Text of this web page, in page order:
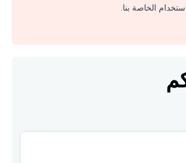
الخاصة بنا.